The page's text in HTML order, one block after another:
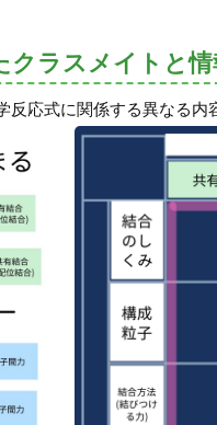
ラスメイトと情
応式に関係する異なる内